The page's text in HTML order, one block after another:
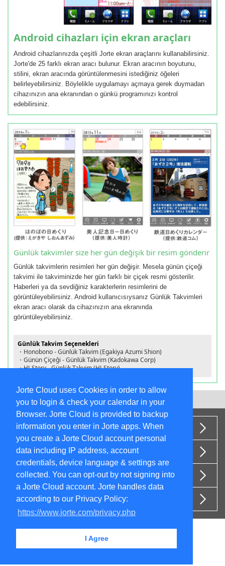
Jorte Cloud uses Cookies in order to allow
you to login & check your calendar in your
Browser. Jorte Cloud is provided to backup
information you enter in Jorte apps. When
you create a Jorte Cloud account personal
data including IP address, account
credentials, device language & settings are
collected. You can opt-out by not signing into
a Jorte Cloud account. Jorte handles data
according to our Privacy Policy:
https://www.jorte.com/privacy.php
I Agree
Android cihazları için ekran araçları
Android cihazlarınızda çeşitli Jorte ekran araçlarını kullanabilirsiniz.
Jorte'de 25 farklı ekran aracı bulunur. Ekran aracının boyutunu,
stilini, ekran aracında görüntülenmesini istediğiniz öğeleri
belirleyebilirsiniz. Böylelikle uygulamayı açmaya gerek duymadan
cihazınızın ana ekranından o günkü programınızı kontrol
edebilirsiniz.
Günlük takvimler size her gün değişik bir resim gönderir
Günlük takvimlerin resimleri her gün değişir. Mesela günün çiçeği
takvimi ile takviminizde her gün farklı bir çiçek resmi gösterilir.
Haberleri ya da sevdiğiniz karakterlerin resimlerini de
görüntüleyebilirsiniz. Android kullanıcısıysanız Günlük Takvimleri
ekran aracı olarak da cihazınızın ana ekranında
görüntüleyebilirsiniz.
Günlük Takvim Seçenekleri
・Honobono - Günlük Takvim (Egakiya Azumi Shion)
・Günün Çiçeği - Günlük Takvim (Kadokawa Corp)
・HJ-Story - Günlük Takvim (HJ-Story)
Hakkımızda
Kullanım Şartları
Gizlilik Politikası
Jorte Reklam Şartları
Başa dön